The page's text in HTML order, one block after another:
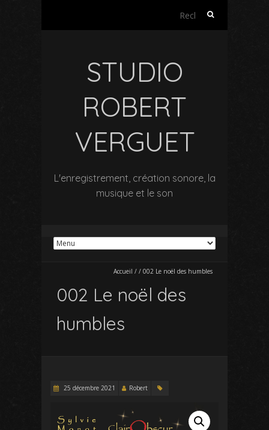
Rechercher :
STUDIO
ROBERT
VERGUET
L'enregistrement, création sonore, la
musique et le son
Accueil / / 002 Le noël des humbles
002 Le noël des
humbles
25 décembre 2021 Robert